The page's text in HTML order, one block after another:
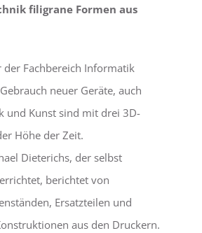
filigrane Formen aus
der Fachbereich Informatik
neuer Geräte, auch
und Kunst sind mit drei 3D-
Höhe der Zeit.
Dieterichs, der selbst
berichtet von
Ersatzteilen und
aus den Druckern.